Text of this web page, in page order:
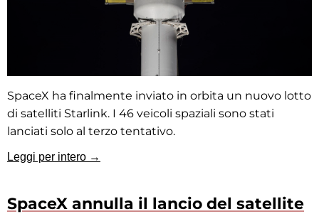
SpaceX ha finalmente inviato in orbita un nuovo lotto
di satelliti Starlink. I 46 veicoli spaziali sono stati
lanciati solo al terzo tentativo.
Leggi per intero →
SpaceX annulla il lancio del satellite